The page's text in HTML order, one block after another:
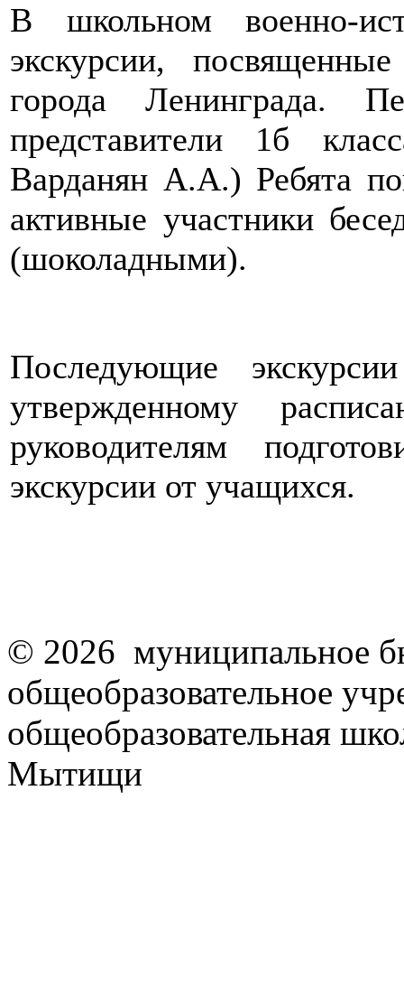
В школьном военно-
экскурсии,
города Ленинграда.
представители 1б
Варданян А.А.) Ребята
активные участники
(шоколадными).
Последующие
утвержденному
руководителям
экскурсии от учащихся.
© 2026 муниципальное
общеобразовательное
общеобразовательная
Мытищи